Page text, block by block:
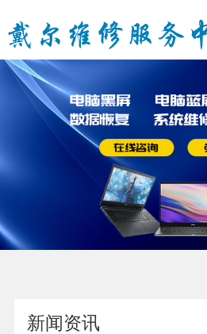
新闻资讯